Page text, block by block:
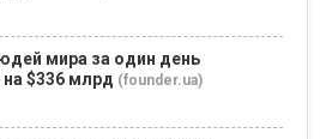
мира за один день
на $336 млрд (founder.ua)